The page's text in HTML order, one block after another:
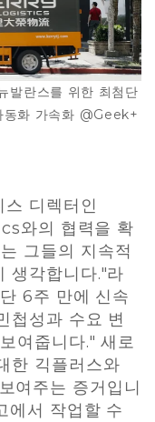
란스를 위한 최첨단
동화 가속화 @Geek+
디렉터인
와의 협력을 확
그들의 지속적
생각합니다."라
6주 만에 신속
첩성과 수요 변
여줍니다." 새로
한 긱플러스와
여주는 증거입니
에서 작업할 수